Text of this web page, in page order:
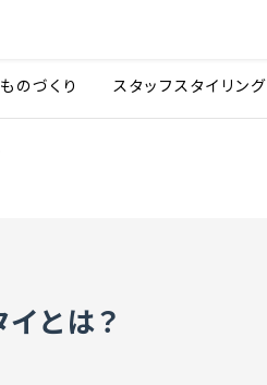
のづくり スタッフスタイリング
とは？